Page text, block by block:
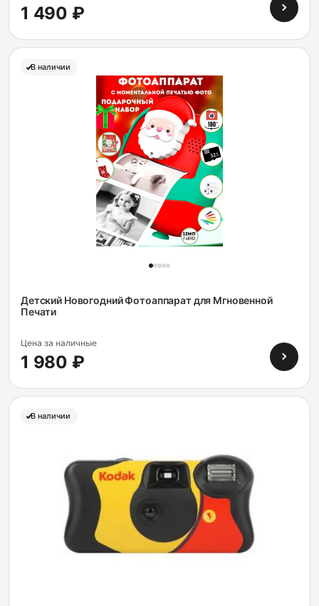
1 490 ₽
В наличии
Детский Новогодний Фотоаппарат для Мгновенной
Печати
Цена за наличные
1 980 ₽
В наличии